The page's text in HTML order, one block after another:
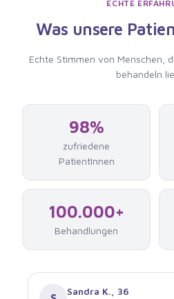
ECHTE
Was unsere
Echte Stimmen von Menschen,
behandeln
98%
zufriedene
PatientInnen
100.000+
Behandlungen
Sandra K. 36